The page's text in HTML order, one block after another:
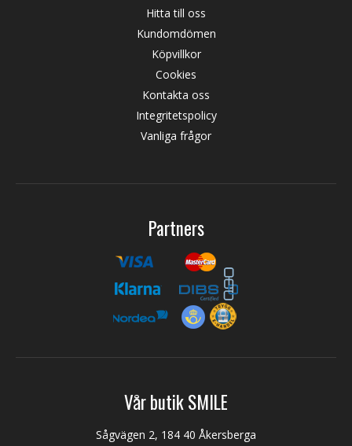
Hitta till oss
Kundomdömen
Köpvillkor
Cookies
Kontakta oss
Integritetspolicy
Vanliga frågor
Partners
Vår butik SMILE
Sågvägen 2, 184 40 Åkersberga